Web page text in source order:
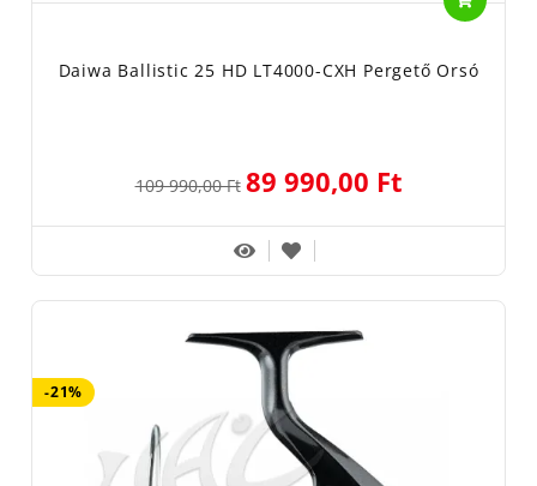
Daiwa Ballistic 25 HD LT4000-CXH Pergető Orsó
109 990,00 Ft 89 990,00 Ft
-21%